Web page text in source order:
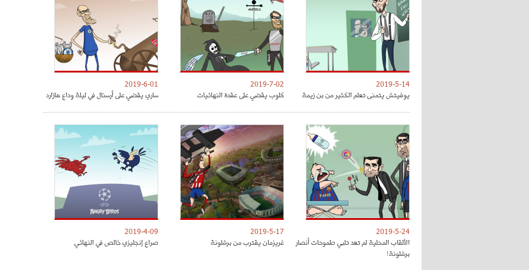
2019-5-14
يوفيتش يتمنى تعلم الكثير من بن زيمة
2019-7-02
كلوب يقضي على عقدة النهائيات
2019-6-01
ساري يقضي على أرسنال في ليلة وداع هازارد
2019-5-24
الألقاب المحلية لم تعد تلبي طموحات أنصار
برشلونة!
2019-5-17
غريزمان يقترب من برشلونة
2019-4-09
صراع إنجليزي خالص في النهائي